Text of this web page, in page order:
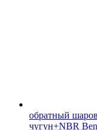
обратный
чугун+NBR